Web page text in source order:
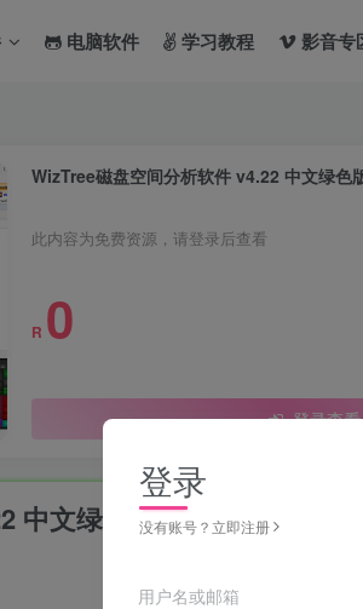
电脑软件 学习教程 影音专
WizTree磁盘空间分析软件 v4.22 中文绿色
此内容为免费资源，请登录后查看
R 0
登录查看
中文绿色版
登录
没有账号？立即注册
用户名或邮箱